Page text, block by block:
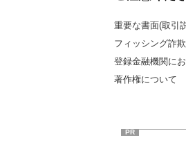
重要な書面(取引
フィッシング詐
登録金融機関に
著作権について
PR